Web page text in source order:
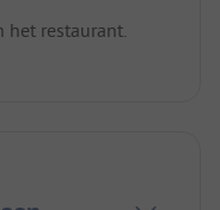
het restaurant.